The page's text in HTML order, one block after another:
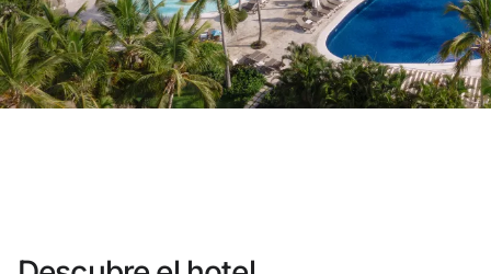
Cancelación gratuita